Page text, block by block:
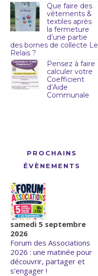
Que faire des
vêtements &
textiles après
la fermeture
d’une partie
des bornes de collecte Le
Relais ?
Pensez à faire
calculer votre
Coefficient
d’Aide
Communale
PROCHAINS
ÉVÈNEMENTS
samedi 5 septembre
2026
Forum des Associations
2026 : une matinée pour
découvrir, partager et
s’engager !